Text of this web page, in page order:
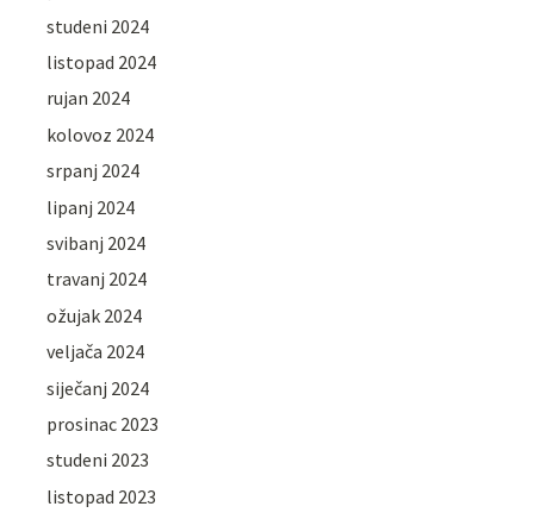
studeni 2024
listopad 2024
rujan 2024
kolovoz 2024
srpanj 2024
lipanj 2024
svibanj 2024
travanj 2024
ožujak 2024
veljača 2024
siječanj 2024
prosinac 2023
studeni 2023
listopad 2023